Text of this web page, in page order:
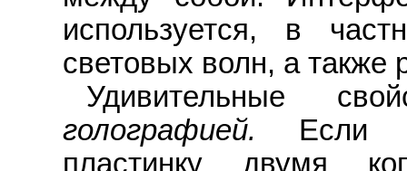
используется, в
световых волн, а также
Удивительные
голографией. Если
пластинку двумя